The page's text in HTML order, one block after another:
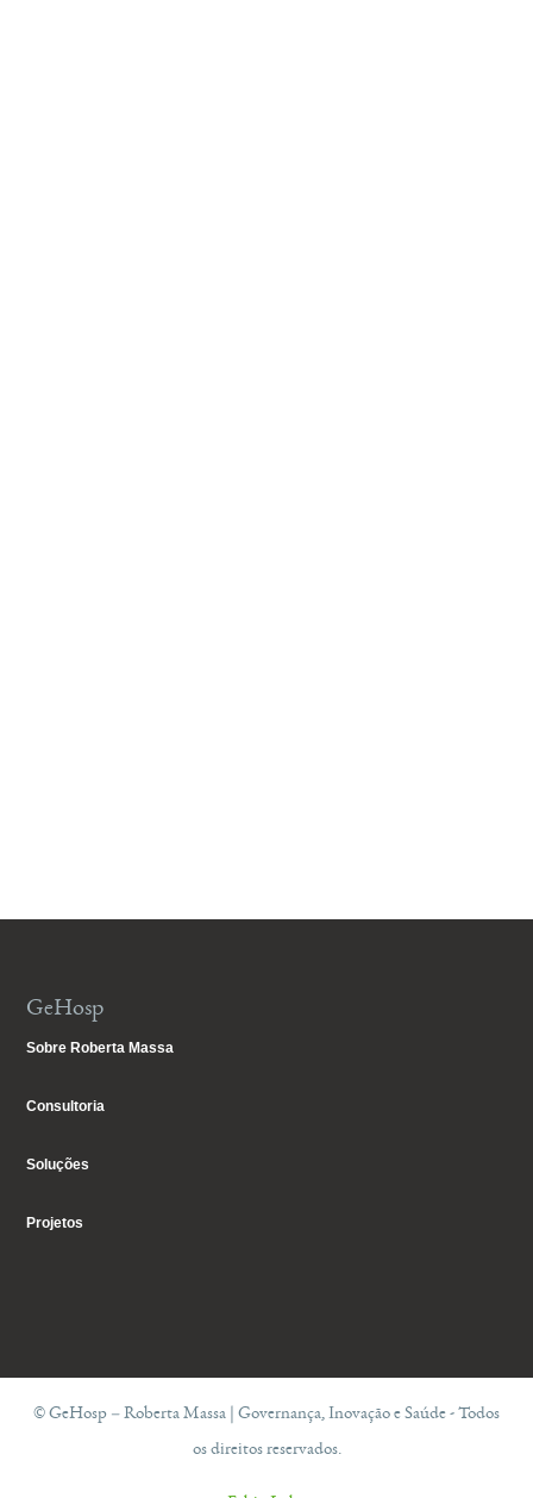
GeHosp
Sobre Roberta Massa
Consultoria
Soluções
Projetos
© GeHosp – Roberta Massa | Governança, Inovação e Saúde - Todos
os direitos reservados.